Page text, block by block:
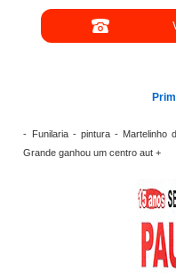
- Funilaria - pintura - Martelinho
Grande ganhou um centro aut +